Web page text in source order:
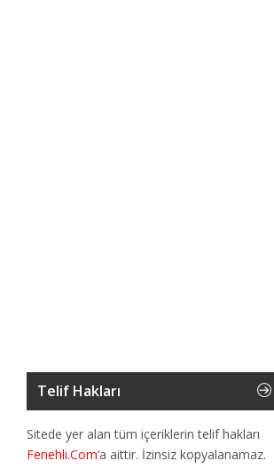
Telif Hakları
Sitede yer alan tüm içeriklerin telif hakları
Fenehli.Com‘a aittir. İzinsiz kopyalanamaz.